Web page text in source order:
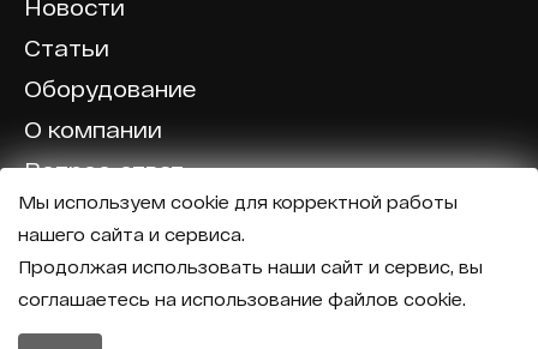
Новости
Статьи
Оборудование
О компании
Вопрос-ответ
Отзывы
Политика конфиденциальности
Мы используем cookie для корректной работы
нашего сайта и сервиса.
Продолжая использовать наши сайт и сервис, вы
соглашаетесь на использование файлов cookie.